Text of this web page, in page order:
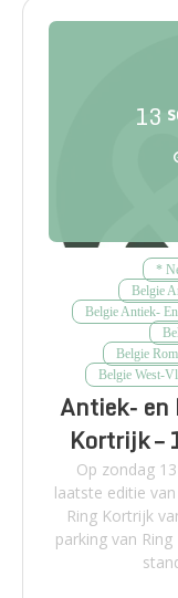
13
*
Belgie
Belgie Antiek-
Belgie
Belgie West-
Antiek- en
Kortrijk –
Op zondag
laatste editie
Ring Kortrijk
parking van